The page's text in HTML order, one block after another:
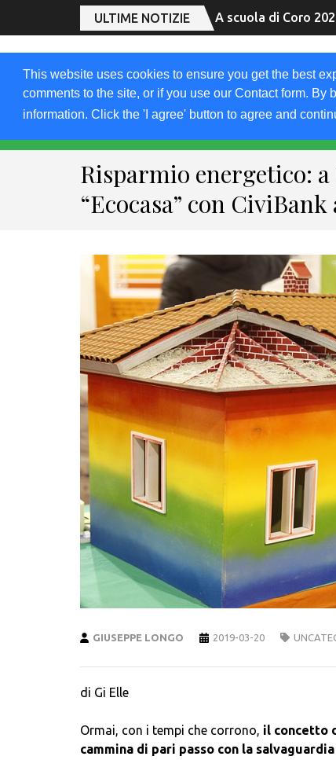
This website uses cookies to ensure you get the best
comments to the site, or if you use our Contact form.
information. Click the 'I agree' button to agree and
ULTIME NOTIZIE A scuola di Coro
Archivio Articoli del 2019 FriuliVG.com by Giuseppe
Risparmio energetico: a
“Ecocasa” con
GIUSEPPE LONGO 2019-03-20
di Gi Elle
Ormai, con i tempi che corrono, il concetto
cammina di pari passo con la